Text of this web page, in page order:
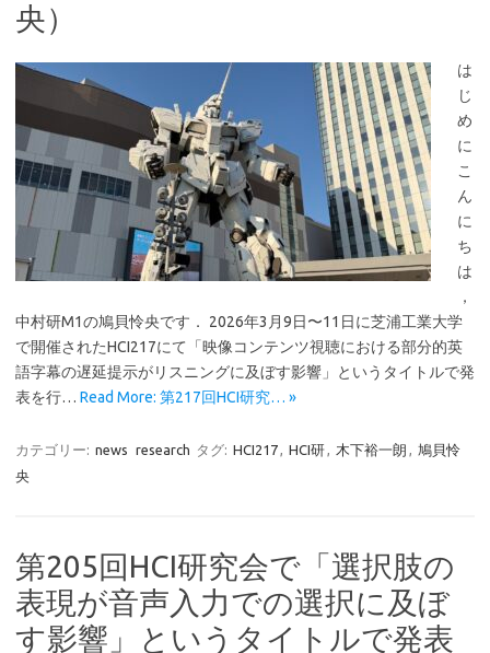
央）
は
じ
め
に
こ
ん
に
ち
は
，
中村研M1の鳩貝怜央です． 2026年3月9日〜11日に芝浦工業大学
で開催されたHCI217にて「映像コンテンツ視聴における部分的英
語字幕の遅延提示がリスニングに及ぼす影響」というタイトルで発
表を行… Read More: 第217回HCI研究… »
カテゴリー: news research タグ: HCI217, HCI研, 木下裕一朗 , 鳩貝怜
央
第205回HCI研究会で「選択肢の
表現が音声入力での選択に及ぼ
す影響」というタイトルで発表